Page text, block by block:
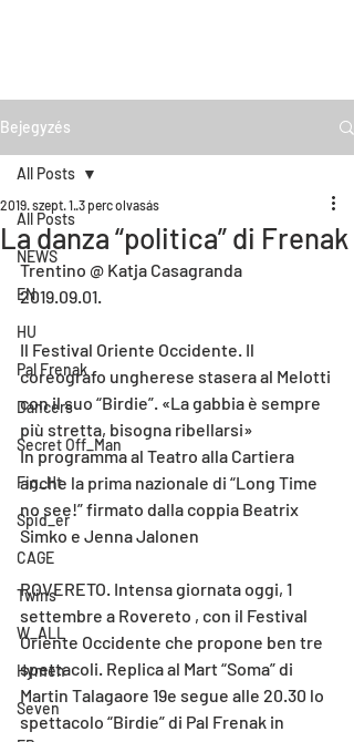
Bejegyzés
All Posts
NEWS
EN
HU
Pal Frenak
Dancers
Secret Off_Man
Fig_Ht
Spid_er
CAGE
Twins
W_ALL
Hymen
Seven
All Posts
La danza “politica” di Frenak
2019. szept. 1.3 perc olvasás
Trentino @ Katja Casagranda
2019.09.01.
Il Festival Oriente Occidente. Il
coreografo ungherese stasera al Melotti
con il suo “Birdie”. «La gabbia è sempre
più stretta, bisogna ribellarsi»
In programma al Teatro alla Cartiera
anche la prima nazionale di “Long Time
no see!” firmato dalla coppia Beatrix
Simko e Jenna Jalonen
ROVERETO. Intensa giornata oggi, 1
settembre a Rovereto , con il Festival
Oriente Occidente che propone ben tre
spettacoli. Replica al Mart “Soma” di
Martin Talagaore 19e segue alle 20.30 lo
spettacolo “Birdie” di Pal Frenak in